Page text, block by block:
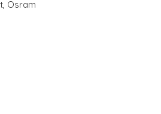
, Osram